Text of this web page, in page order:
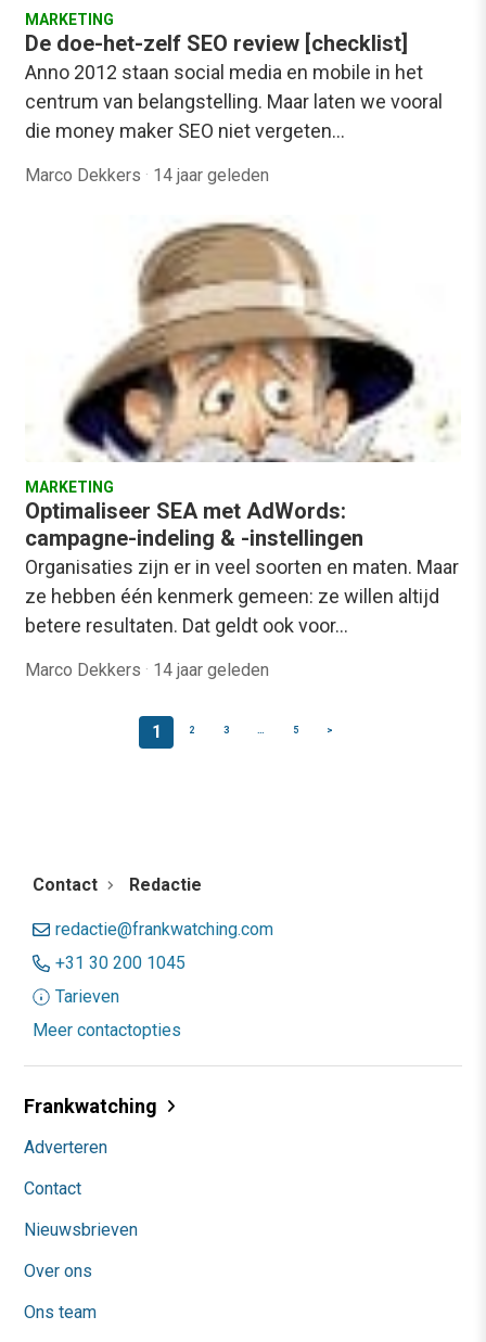
MARKETING
De doe-het-zelf SEO review [checklist]
Anno 2012 staan social media en mobile in het
centrum van belangstelling. Maar laten we vooral
die money maker SEO niet vergeten…
Marco Dekkers · 14 jaar geleden
MARKETING
Optimaliseer SEA met AdWords:
campagne-indeling & -instellingen
Organisaties zijn er in veel soorten en maten. Maar
ze hebben één kenmerk gemeen: ze willen altijd
betere resultaten. Dat geldt ook voor…
Marco Dekkers · 14 jaar geleden
1 2 3 5 >
Contact Redactie
redactie@frankwatching.com
+31 30 200 1045
Tarieven
Meer contactopties
Frankwatching
Adverteren
Contact
Nieuwsbrieven
Over ons
Ons team